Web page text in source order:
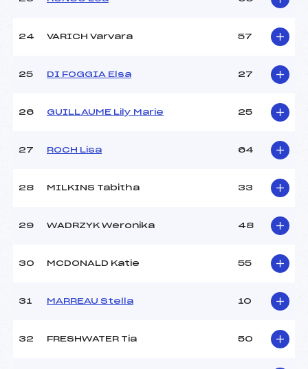
24 VARICH Varvara 57
25 DI FOGGIA Elsa 27
26 GUILLAUME Lily Marie 25
27 ROCH Lisa 64
28 MILKINS Tabitha 33
29 WADRZYK Weronika 48
30 MCDONALD Katie 55
31 MARREAU Stella 10
32 FRESHWATER Tia 50